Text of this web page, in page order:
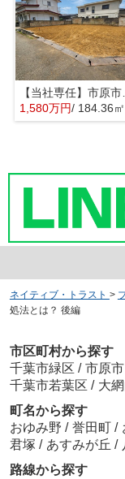
【当社専任】市原
1,580万円/ 184.36㎡
ネイティブ・トラスト >
処法とは？ 後編
市区町村から探す
千葉市緑区 / 市原市
千葉市若葉区 / 大
町名から探す
おゆみ野 / 誉田町 /
君塚 / あすみが丘 /
路線から探す